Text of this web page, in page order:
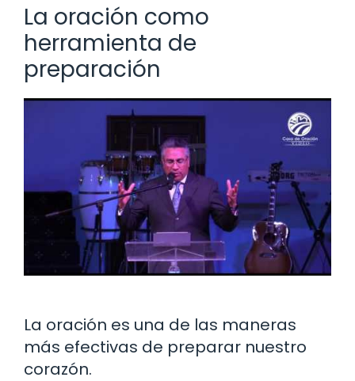
La oración como
herramienta de
preparación
La oración es una de las maneras
más efectivas de preparar nuestro
corazón.